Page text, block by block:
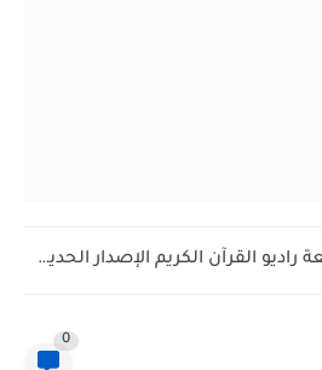
مراجعة كاميرا المراقبة الذكية EZVIZ CS-TY1: حماية منزلك ومراقبة طفلك...
0